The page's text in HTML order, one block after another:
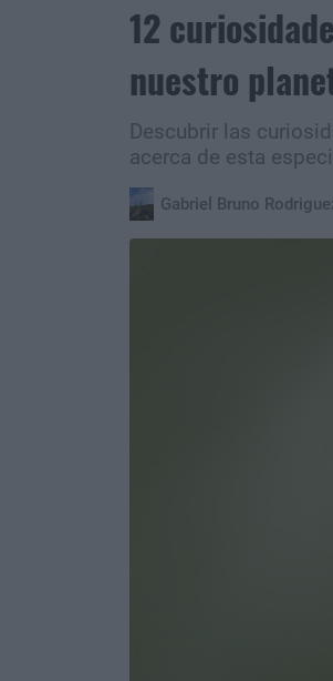
12
nuestro
Descubrir las
acerca de esta
Gabriel Bruno